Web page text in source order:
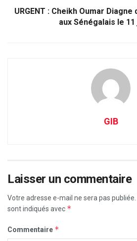
URGENT : Cheikh Oumar
aux Sénégalais le
GIB
Laisser un commentaire
Votre adresse e-mail ne sera pas publiée.
sont indiqués avec *
Commentaire *